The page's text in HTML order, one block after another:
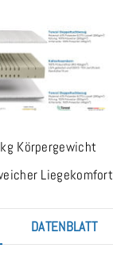
Körpergewicht
Liegekomfort
DATENBLATT